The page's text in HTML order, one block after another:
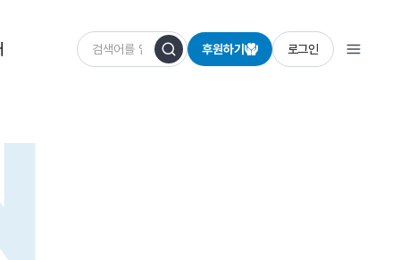
후원하기 로그인